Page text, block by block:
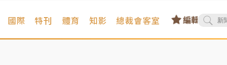
國際 特刊 體育 知影 總裁會客室